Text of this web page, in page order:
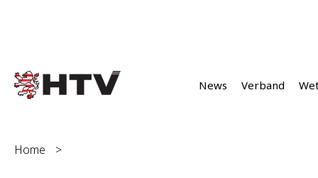
News Verband
Home >